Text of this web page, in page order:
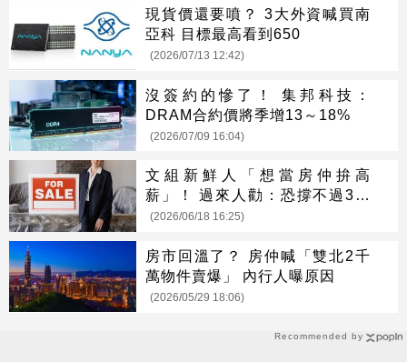
Recommended by
現貨價還要噴？ 3大外資喊買南
亞科 目標最高看到650
(2026/07/13 12:42)
沒簽約的慘了！ 集邦科技：
DRAM合約價將季增13～18%
(2026/07/09 16:04)
文組新鮮人「想當房仲拚高
薪」！ 過來人勸：恐撐不過3個
月
(2026/06/18 16:25)
房市回溫了？ 房仲喊「雙北2千
萬物件賣爆」 內行人曝原因
(2026/05/29 18:06)